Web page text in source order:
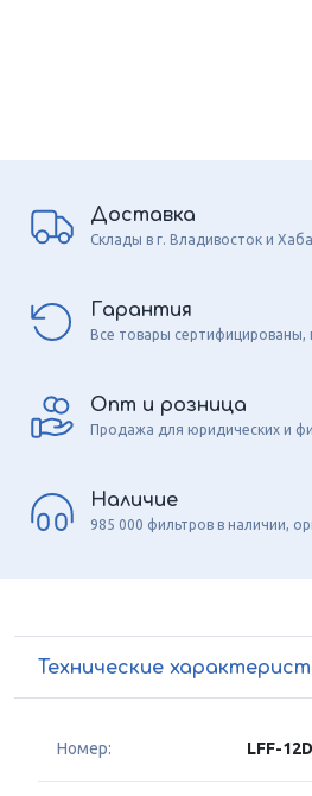
Доставка
Склады в г. Владивосток и
Гарантия
Все товары
Опт и розница
Продажа для юридических и
Наличие
985 000 фильтров в наличии,
Технические
Номер: LFF-12D